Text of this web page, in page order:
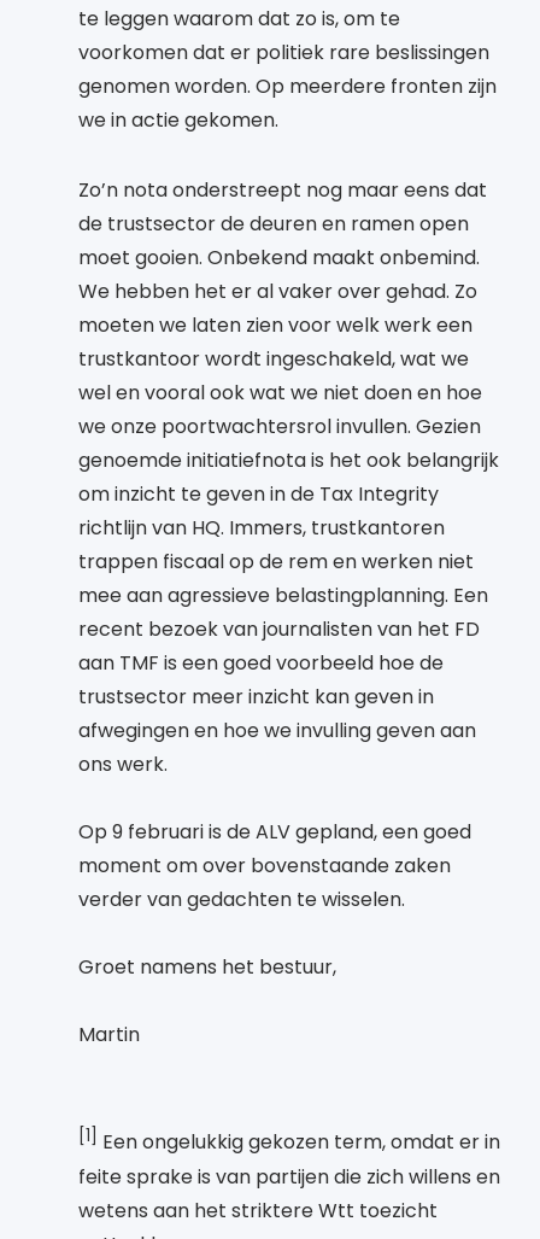
te leggen waarom dat zo is, om te
voorkomen dat er politiek rare beslissingen
genomen worden. Op meerdere fronten zijn
we in actie gekomen.
Zo’n nota onderstreept nog maar eens dat
de trustsector de deuren en ramen open
moet gooien. Onbekend maakt onbemind.
We hebben het er al vaker over gehad. Zo
moeten we laten zien voor welk werk een
trustkantoor wordt ingeschakeld, wat we
wel en vooral ook wat we niet doen en hoe
we onze poortwachtersrol invullen. Gezien
genoemde initiatiefnota is het ook belangrijk
om inzicht te geven in de Tax Integrity
richtlijn van HQ. Immers, trustkantoren
trappen fiscaal op de rem en werken niet
mee aan agressieve belastingplanning. Een
recent bezoek van journalisten van het FD
aan TMF is een goed voorbeeld hoe de
trustsector meer inzicht kan geven in
afwegingen en hoe we invulling geven aan
ons werk.
Op 9 februari is de ALV gepland, een goed
moment om over bovenstaande zaken
verder van gedachten te wisselen.
Groet namens het bestuur,
Martin
[1]
Een ongelukkig gekozen term, omdat er in
feite sprake is van partijen die zich willens en
wetens aan het striktere Wtt toezicht